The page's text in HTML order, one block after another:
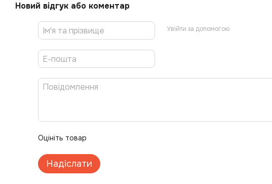
Новий відгук або коментар
Увійти за допомогою
Оцініть товар
Надіслати